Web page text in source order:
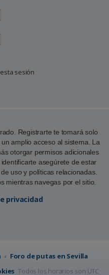
sesión
Registrarte te tomará solo
amplio acceso al sistema. La
otorgar permisos adicionales
asegúrete de estar
uso y políticas relacionadas.
mientras navegas por el sitio.
privacidad
Foro de putas en Sevilla
Todos los horarios son UTC